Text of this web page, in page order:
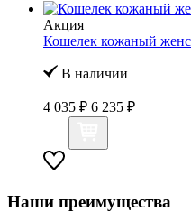
Акция
Кошелек кожаный
В наличии
4 035 ₽ 6 235 ₽
Наши преимущества